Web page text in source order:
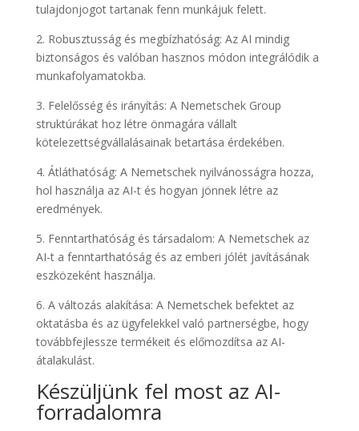
tulajdonjogot tartanak fenn munkájuk felett.
2. Robusztusság és megbízhatóság: Az AI mindig
biztonságos és valóban hasznos módon integrálódik a
munkafolyamatokba.
3. Felelősség és irányítás: A Nemetschek Group
struktúrákat hoz létre önmagára vállalt
kötelezettségvállalásainak betartása érdekében.
4. Átláthatóság: A Nemetschek nyilvánosságra hozza,
hol használja az AI-t és hogyan jönnek létre az
eredmények.
5. Fenntarthatóság és társadalom: A Nemetschek az
AI-t a fenntarthatóság és az emberi jólét javításának
eszközeként használja.
6. A változás alakítása: A Nemetschek befektet az
oktatásba és az ügyfelekkel való partnerségbe, hogy
továbbfejlessze termékeit és előmozdítsa az AI-
átalakulást.
Készüljünk fel most az AI-
forradalomra